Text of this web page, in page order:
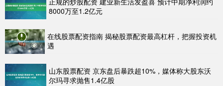
8000万至1.2亿元
在线股票配资指南 揭秘股票配资最高杠杆，把握投资机
遇
山东股票配资 京东盘后暴跌超10%，媒体称大股东沃
尔玛寻求抛售1.4亿股